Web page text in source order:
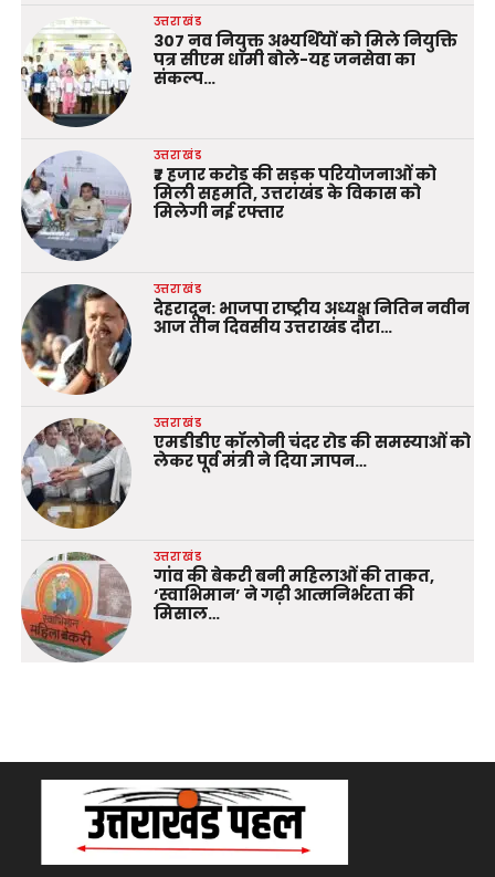
उत्तराखंड
307 नव नियुक्त अभ्यर्थियों को मिले नियुक्ति
पत्र सीएम धामी बोले-यह जनसेवा का
संकल्प…
उत्तराखंड
₹7 हजार करोड़ की सड़क परियोजनाओं को
मिली सहमति, उत्तराखंड के विकास को
मिलेगी नई रफ्तार
उत्तराखंड
देहरादून: भाजपा राष्ट्रीय अध्यक्ष नितिन नवीन
आज तीन दिवसीय उत्तराखंड दौरा…
उत्तराखंड
एमडीडीए कॉलोनी चंदर रोड की समस्याओं को
लेकर पूर्व मंत्री ने दिया ज्ञापन…
उत्तराखंड
गांव की बेकरी बनी महिलाओं की ताकत,
‘स्वाभिमान’ ने गढ़ी आत्मनिर्भरता की
मिसाल…